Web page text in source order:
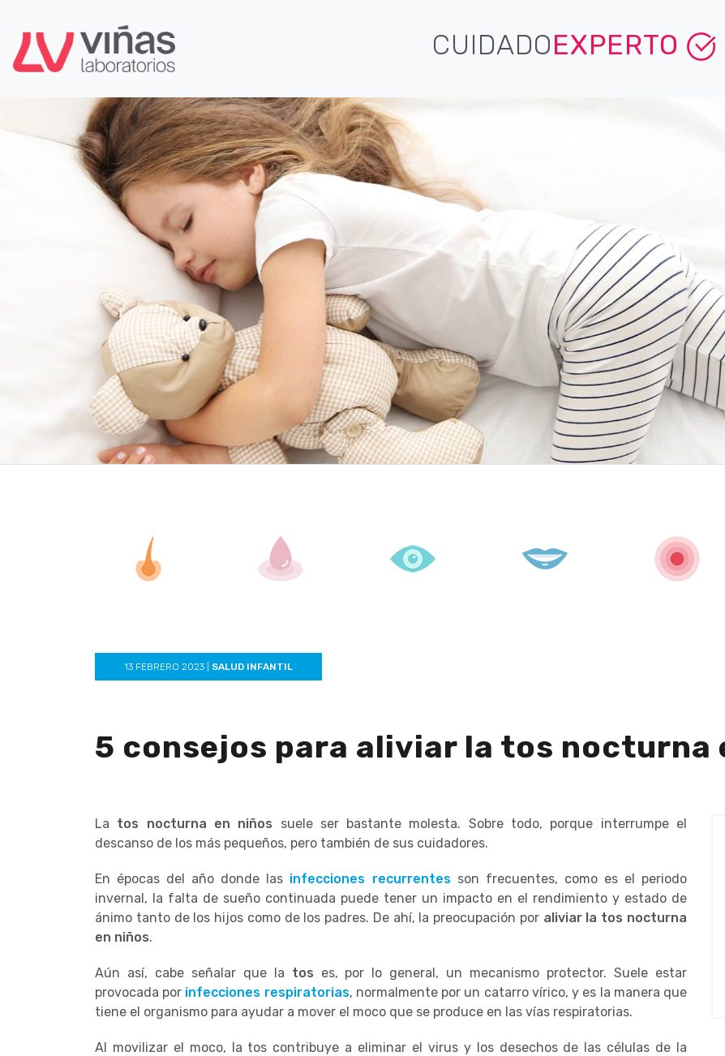
CUIDADOEXPERTO
13 FEBRERO 2023 SALUD INFANTIL
5 consejos para aliviar la tos nocturna
La tos nocturna en niños suele ser bastante molesta. Sobre todo, porque interrumpe el
descanso de los más pequeños, pero también de sus cuidadores.
En épocas del año donde las infecciones recurrentesson frecuentes, como es el periodo
invernal, la falta de sueño continuada puede tener un impacto en el rendimiento y estado de
ánimo tanto de los hijos como de los padres. De ahí, la preocupación por aliviar la tos nocturna
en niños.
Aún así, cabe señalar que la tos es, por lo general, un mecanismo protector. Suele estar
provocada por infecciones respiratorias, normalmente por un catarro vírico, y es la manera que
tiene el organismo para ayudar a mover el moco que se produce en las vías respiratorias.
Al movilizar el moco, la tos contribuye a eliminar el virus y los desechos de las células de la